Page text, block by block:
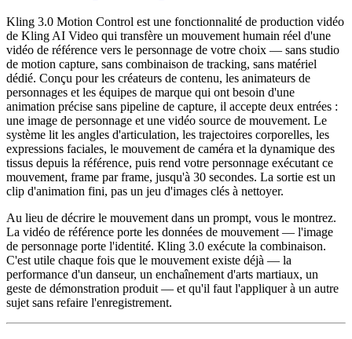
Kling 3.0 Motion Control est une fonctionnalité de production vidéo
de Kling AI Video qui transfère un mouvement humain réel d'une
vidéo de référence vers le personnage de votre choix — sans studio
de motion capture, sans combinaison de tracking, sans matériel
dédié. Conçu pour les créateurs de contenu, les animateurs de
personnages et les équipes de marque qui ont besoin d'une
animation précise sans pipeline de capture, il accepte deux entrées :
une image de personnage et une vidéo source de mouvement. Le
système lit les angles d'articulation, les trajectoires corporelles, les
expressions faciales, le mouvement de caméra et la dynamique des
tissus depuis la référence, puis rend votre personnage exécutant ce
mouvement, frame par frame, jusqu'à 30 secondes. La sortie est un
clip d'animation fini, pas un jeu d'images clés à nettoyer.
Au lieu de décrire le mouvement dans un prompt, vous le montrez.
La vidéo de référence porte les données de mouvement — l'image
de personnage porte l'identité. Kling 3.0 exécute la combinaison.
C'est utile chaque fois que le mouvement existe déjà — la
performance d'un danseur, un enchaînement d'arts martiaux, un
geste de démonstration produit — et qu'il faut l'appliquer à un autre
sujet sans refaire l'enregistrement.